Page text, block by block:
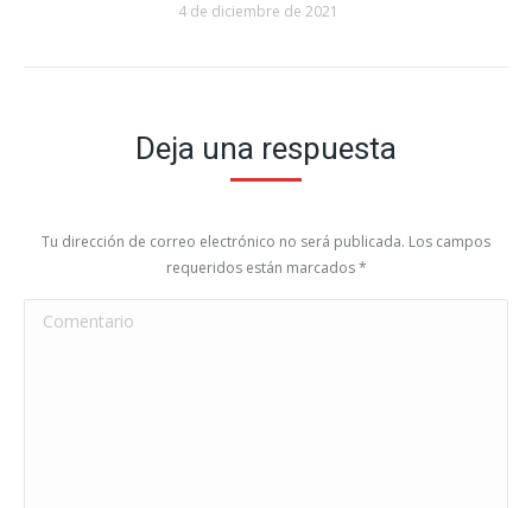
4 de diciembre de 2021
Deja una respuesta
Tu dirección de correo electrónico no será publicada. Los campos
requeridos están marcados*
Comentario